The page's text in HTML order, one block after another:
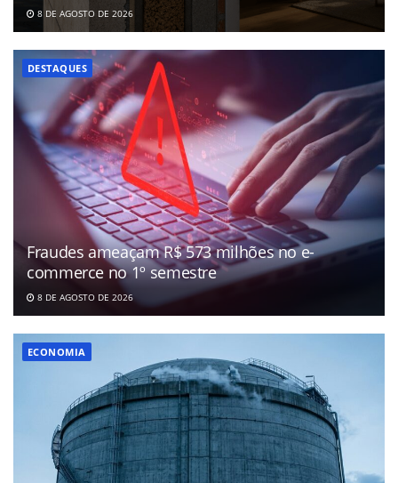
8 DE AGOSTO DE 2026
DESTAQUES
Fraudes ameaçam R$ 573 milhões no e-
commerce no 1º semestre
8 DE AGOSTO DE 2026
ECONOMIA